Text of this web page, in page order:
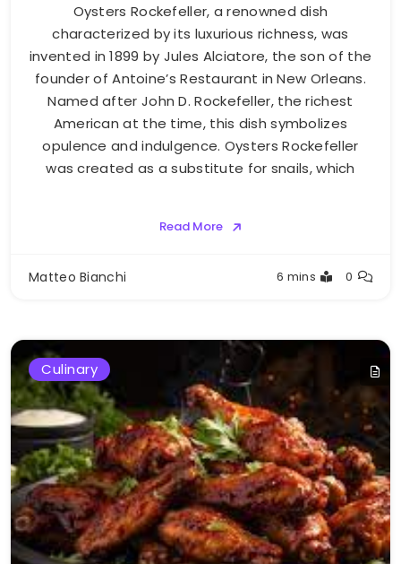
Oysters Rockefeller, a renowned dish
characterized by its luxurious richness, was
invented in 1899 by Jules Alciatore, the son of the
founder of Antoine’s Restaurant in New Orleans.
Named after John D. Rockefeller, the richest
American at the time, this dish symbolizes
opulence and indulgence. Oysters Rockefeller
was created as a substitute for snails, which
Read More
Matteo Bianchi 6 mins 0
Culinary